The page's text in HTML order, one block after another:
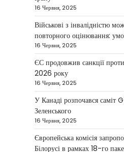
Президент
повідомив, що
міжнародних
на…
НОВИНИ
Конфлікт на
паралізував
Загострення
суттєво
туристичну
16 Червня, 2025
Військові з інвалідністю
повторного оцінювання:
16 Червня, 2025
ЄС продовжив санкції
2026 року
16 Червня, 2025
У Канаді розпочався саміт
Зеленського
16 Червня, 2025
Європейська комісія
Білорусі в рамках 18-го